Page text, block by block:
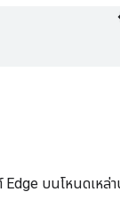
บนโหนดเหล่